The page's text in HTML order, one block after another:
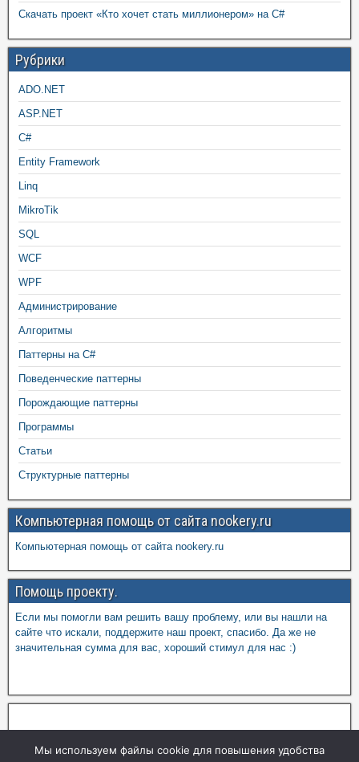
Скачать проект «Кто хочет стать миллионером» на C#
Рубрики
ADO.NET
ASP.NET
C#
Entity Framework
Linq
MikroTik
SQL
WCF
WPF
Администрирование
Алгоритмы
Паттерны на C#
Поведенческие паттерны
Порождающие паттерны
Программы
Статьи
Структурные паттерны
Компьютерная помощь от сайта nookery.ru
Компьютерная помощь от сайта nookery.ru
Помощь проекту.
Если мы помогли вам решить вашу проблему, или вы нашли на
сайте что искали, поддержите наш проект, спасибо. Да же не
значительная сумма для вас, хороший стимул для нас :)
Мы используем файлы cookie для повышения удобства